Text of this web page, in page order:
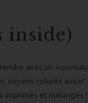
inside)
avec un nouveau
soyons colorés aussi".
imprimés et mélangés !